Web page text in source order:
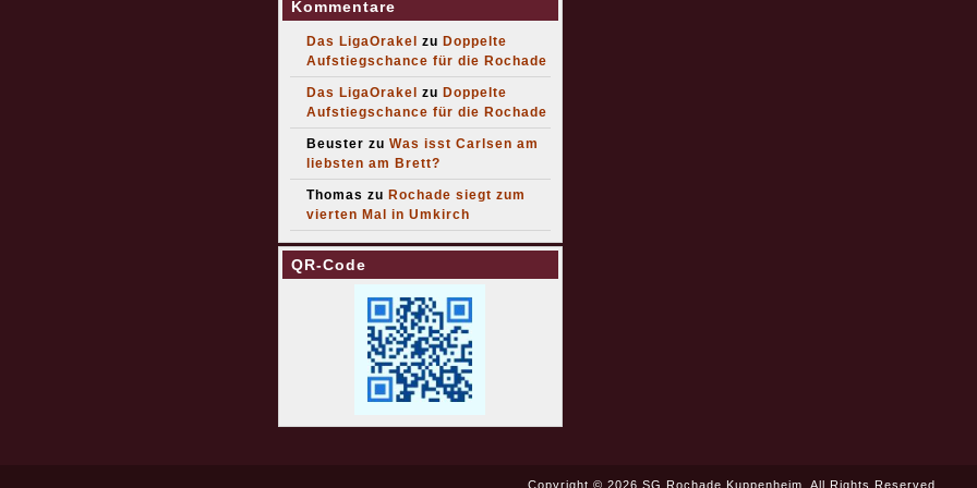
Kommentare
Das LigaOrakel zu Doppelte
Aufstiegschance für die Rochade
Das LigaOrakel zu Doppelte
Aufstiegschance für die Rochade
Beuster zu Was isst Carlsen am
liebsten am Brett?
Thomas zu Rochade siegt zum
vierten Mal in Umkirch
QR-Code
Copyright © 2026 SG Rochade Kuppenheim. All Rights Reserved.